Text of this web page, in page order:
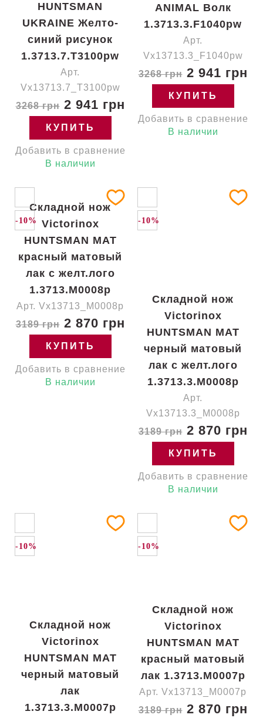
HUNTSMAN
UKRAINE Желто-
синий рисунок
1.3713.7.T3100pw
Арт.
Vx13713.7_T3100pw
3268 грн2 941 грн
КУПИТЬ
Добавить в сравнение
В наличии
ANIMAL Волк
1.3713.3.F1040pw
Арт.
Vx13713.3_F1040pw
3268 грн2 941 грн
КУПИТЬ
Добавить в сравнение
В наличии
-10%
Складной нож
Victorinox
HUNTSMAN MAT
красный матовый
лак с желт.лого
1.3713.M0008p
-10%
Складной нож
Victorinox
HUNTSMAN MAT
черный матовый
лак с желт.лого
1.3713.3.M0008p
Арт.
Vx13713.3_M0008p
3189 грн2 870 грн
КУПИТЬ
Добавить в сравнение
В наличии
-10%
Складной нож
Victorinox
HUNTSMAN MAT
черный матовый
лак
1.3713.3.M0007p
-10%
Складной нож
Victorinox
HUNTSMAN MAT
красный матовый
лак 1.3713.M0007p
Арт. Vx13713_M0007p
3189 грн2 870 грн